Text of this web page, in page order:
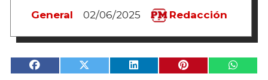
General 02/06/2025 Redacción